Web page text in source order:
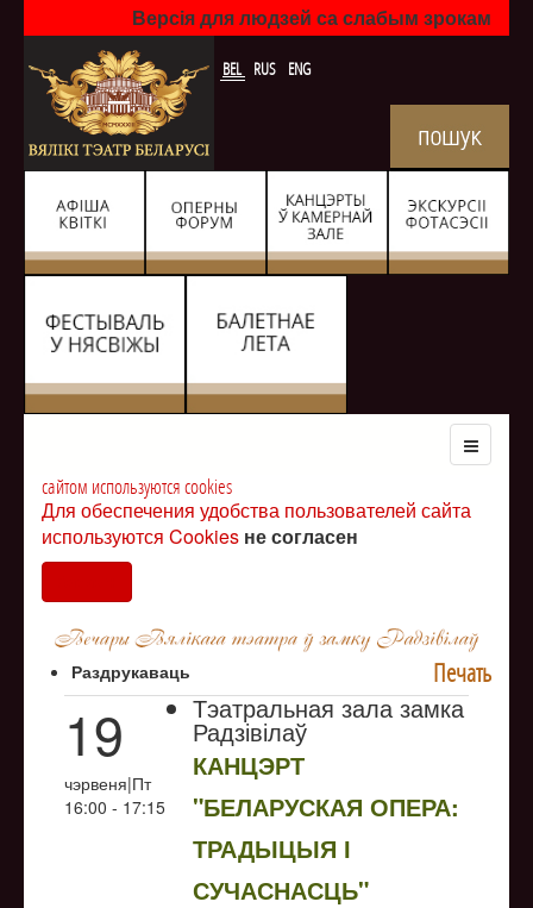
Версія для людзей са слабым зрокам
BEL RUS ENG
сайтом используются cookies
Для обеспечения удобства пользователей сайта
используются Cookies не согласен
Печать
Раздрукаваць
19
чэрвеня|Пт
16:00 - 17:15
Тэатральная зала замка
Радзівілаў
КАНЦЭРТ
"БЕЛАРУСКАЯ ОПЕРА:
ТРАДЫЦЫЯ І
СУЧАСНАСЦЬ"